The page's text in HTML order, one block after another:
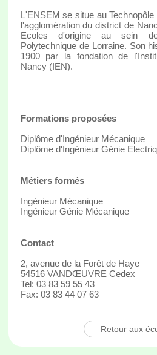
L'ENSEM se situe au
l'agglomération du district de
Ecoles d'origine au sein
Polytechnique de Lorraine. Son
1900 par la fondation de
Nancy (IEN).
Formations proposées
Diplôme d'Ingénieur Mécanique
Diplôme d'Ingénieur Génie
Métiers formés
Ingénieur Mécanique
Ingénieur Génie Mécanique
Contact
2, avenue de la Forêt de Haye
54516 VANDŒUVRE Cedex
Tel: 03 83 59 55 43
Fax: 03 83 44 07 63
Retour aux